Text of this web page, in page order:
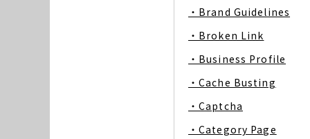
・Brand Guidelines
・Broken Link
・Business Profile
・Cache Busting
・Captcha
・Category Page